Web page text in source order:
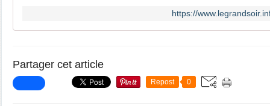
https://
Partager cet article
Repost 0